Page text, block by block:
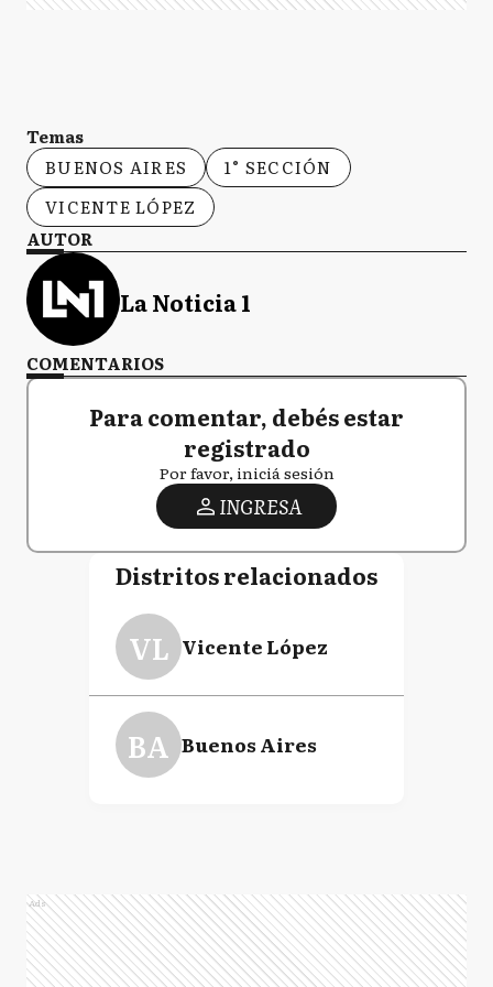
Temas
BUENOS AIRES
1° SECCIÓN
VICENTE LÓPEZ
AUTOR
La Noticia 1
COMENTARIOS
Para comentar, debés estar
registrado
Por favor, iniciá sesión
INGRESA
Distritos relacionados
VL Vicente López
BA Buenos Aires
Ads